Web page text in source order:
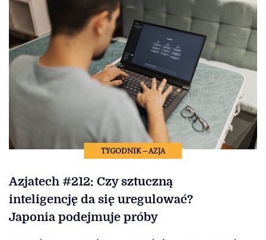
TYGODNIK – AZJA
Azjatech #212: Czy sztuczną
inteligencję da się uregulować?
Japonia podejmuje próby